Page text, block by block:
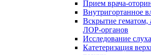
Прием врача-
Внутригортанное
Вскрытие гематом,
ЛОР-органов
Исследование слуха
Катетеризация